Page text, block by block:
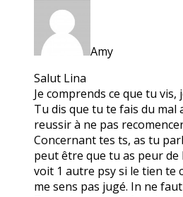
Amy
Salut Lina
Je comprends ce que tu
Tu dis que tu te fais du
reussir à ne pas
Concernant tes ts, as tu
peut être que tu as peur de
voit 1 autre psy si le tien te
me sens pas jugé. In ne